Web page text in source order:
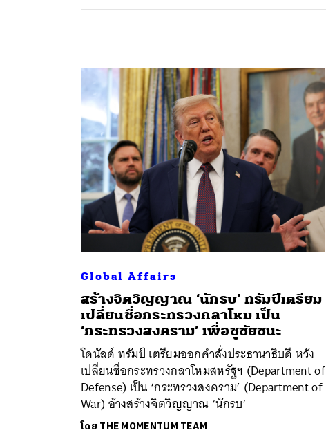
Global Affairs
สร้างจิตวิญญาณ ‘นักรบ’ ทรัมป์เตรียม
เปลี่ยนชื่อกระทรวงกลาโหม เป็น
‘กระทรวงสงคราม’ เพื่อชูชัยชนะ
โดนัลด์ ทรัมป์ เตรียมออกคำสั่งประธานาธิบดี หวัง
เปลี่ยนชื่อกระทรวงกลาโหมสหรัฐฯ (Department of
Defense) เป็น ‘กระทรวงสงคราม’ (Department of
War) อ้างสร้างจิตวิญญาณ ‘นักรบ’
โดย THE MOMENTUM TEAM